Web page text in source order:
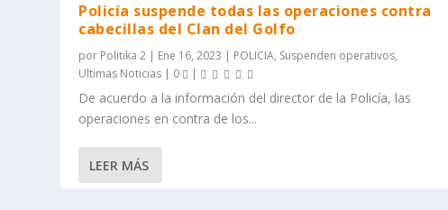
Policía suspende todas las operaciones contra
cabecillas del Clan del Golfo
por Politika 2 | Ene 16, 2023 | POLICIA, Suspenden operativos,
Ultimas Noticias | 0 |
De acuerdo a la información del director de la Policía, las
operaciones en contra de los...
LEER MÁS